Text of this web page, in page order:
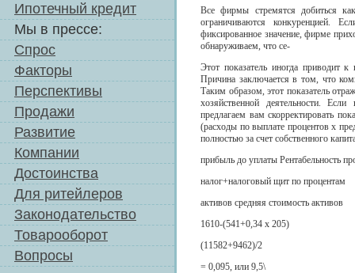
Ипотечный кредит
Мы в прессе:
Спрос
Факторы
Перспективы
Продажи
Развитие
Компании
Достоинства
Для ритейлеров
Законодательство
Товарооборот
Вопросы
Все фирмы стремятся добиться
ограничиваются конкуренцией.
фиксированное значение, фирме
обнаруживаем, что се-
Этот показатель иногда приводит
Причина заключается в том, что
Таким образом, этот показатель
хозяйственной деятельности.
предлагаем вам скорректировать
(расходы по выплате процентов х
полностью за счет собственного
прибыль до уплаты Рентабельность
налог+налоговый щит по процентам
активов средняя стоимость активов
1610-(541+0,34 x 205)
(11582+9462)/2
= 0,095, или 9,5\